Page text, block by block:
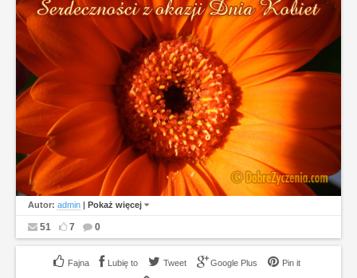
Autor: admin | Pokaż więcej
51 7 0
Lubię to Tweet Google Plus Pin it